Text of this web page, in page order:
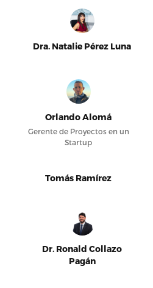
Dra. Natalie Pérez Luna
Orlando Alomá
Gerente de Proyectos en un
Startup
Tomás Ramírez
Dr. Ronald Collazo
Pagán